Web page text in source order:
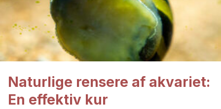
Naturlige rensere af akvariet:
En effektiv kur